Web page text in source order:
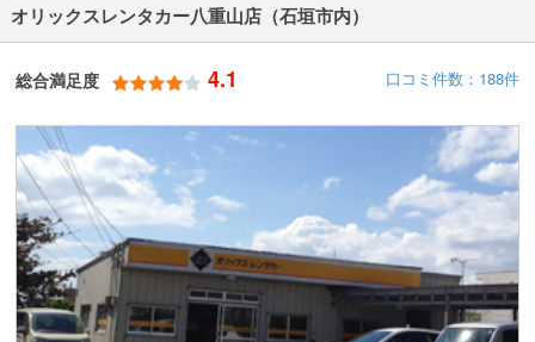
オリックスレンタカー八重山店（石垣市内）
総合満足度 4.1 口コミ件数：188件